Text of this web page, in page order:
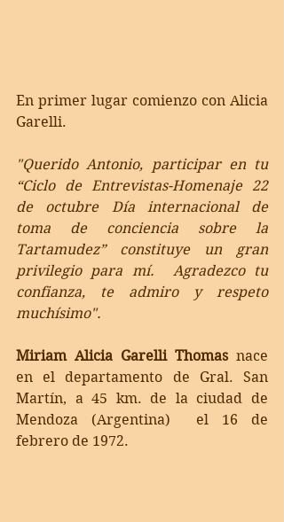
En primer lugar comienzo con Alicia
Garelli.
"Querido Antonio, participar en tu
“Ciclo de Entrevistas-Homenaje 22
de octubre Día internacional de
toma de conciencia sobre la
Tartamudez” constituye un gran
privilegio para mí.  Agradezco tu
confianza, te admiro y respeto
muchísimo".
Miriam Alicia Garelli Thomas nace
en el departamento de Gral. San
Martín, a 45 km. de la ciudad de
Mendoza (Argentina)  el 16 de
febrero de 1972.